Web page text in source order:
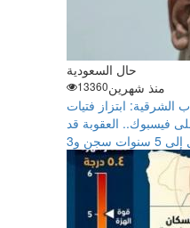
حال السعودية
منذ شهرين13360
الشرقية: ابتزاز فتيات
فيسبوك.. العقوبة قد
سجن و3